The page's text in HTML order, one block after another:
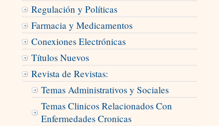
Regulación y Políticas
Farmacia y Medicamentos
Conexiones Electrónicas
Títulos Nuevos
Revista de Revistas:
Temas Administrativos y Sociales
Temas Clinicos Relacionados Con
Enfermedades Cronicas